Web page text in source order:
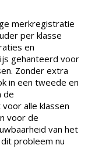
merkregistratie
per klasse
en
gehanteerd voor
Zonder extra
in een tweede en
de
alle klassen
voor de
van het
probleem nu